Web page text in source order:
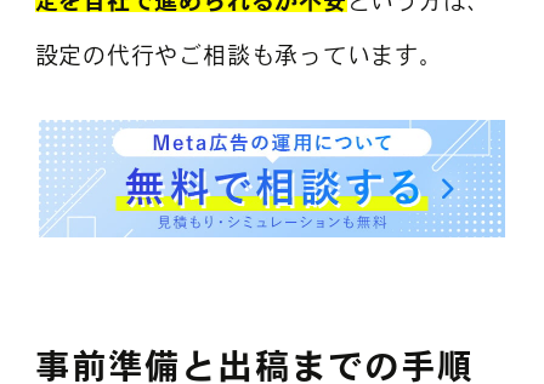
設定の代行やご相談も承っています。
事前準備と出稿までの手順